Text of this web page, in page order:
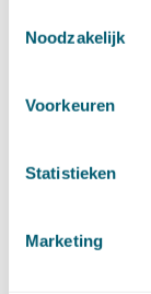
Noodzakelijk
Voorkeuren
Statistieken
Marketing
oktober (15)
juli (14)
mei (13)
april (15)
februari (16)